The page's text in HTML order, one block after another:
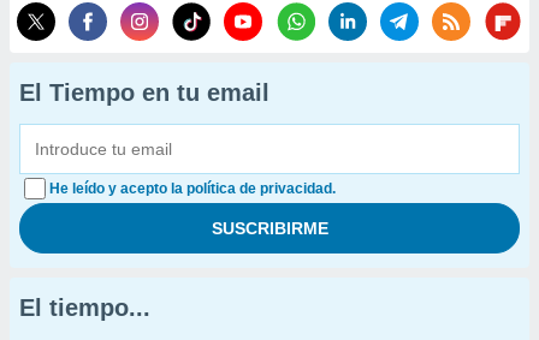
El Tiempo en tu email
He leído y acepto la política de privacidad.
El tiempo...